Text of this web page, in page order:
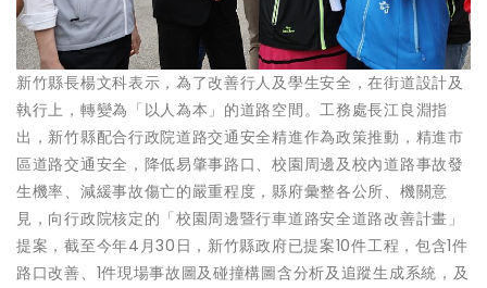
新竹縣長楊文科表示，為了改善行人及學生安全，在街道設計及
執行上，轉變為「以人為本」的道路空間。工務處長江良淵指
出，新竹縣配合行政院道路交通安全精進作為政策推動，精進市
區道路交通安全，降低易肇事路口、校園周邊及校內道路事故發
生機率、減緩事故傷亡的嚴重程度，縣府彙整各公所、機關意
見，向行政院核定的「校園周邊暨行車道路安全道路改善計畫」
提案，截至今年4月30日，新竹縣政府已提案10件工程，包含1件
路口改善、1件現場事故圖及碰撞構圖含分析及追蹤生成系統，及